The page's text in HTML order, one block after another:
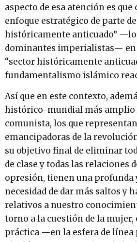
aspecto de esa atención es
enfoque estratégico de parte
históricamente anticuado”
dominantes imperialistas—
“sector históricamente
fundamentalismo islámico
Así que en este contexto,
histórico-mundial más amplio
comunista, los que
emancipadoras de la
su objetivo final de eliminar
de clase y todas las relaciones
opresión, tienen una profunda
necesidad de dar más saltos y
relativos a nuestro
torno a la cuestión de la mujer,
práctica —en la esfera de línea